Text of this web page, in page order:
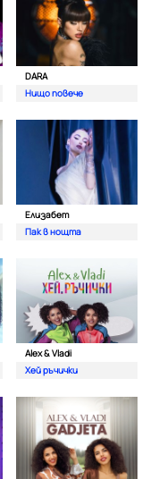
DARA
Нищо повече
Елизабет
Пак в нощта
Alex & Vladi
Хей ръчички